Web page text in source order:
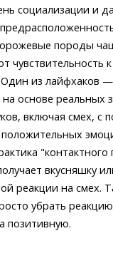
социализации и
породы
чувствительность
Один из лайфхаков
основе реальных
включая смех, с
"контактного
вкусняшку
реакции на смех.
убрать
позитивную.